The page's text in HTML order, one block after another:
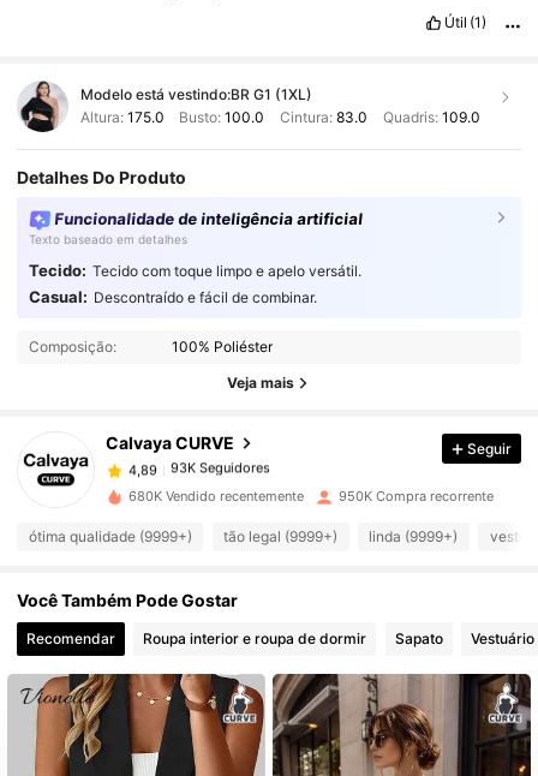
Útil (1)
Modelo está vestindo:BR G1 (1XL)
Altura: 175.0 Busto:100.0 Cintura: 83.0 Quadris: 109.0
Detalhes Do Produto
Funcionalidade de inteligência artificial
Texto baseado em detalhes
Tecido: Tecido com toque limpo e apelo versátil.
Casual: Descontraído e fácil de combinar.
Composição: 100% Poliéster
Veja mais
Calvaya CURVE
4,89 93K Seguidores
93K Seguidores
4,89
93K Seguidores
c***g
pago1 dia atrás
4,89 93K Seguidores
4,89 93K Seguidores
4,89 93K Seguidores
4,89 93K Seguidores
Seguir
680K Vendido recentemente 950K Compra recorrente
ótima qualidade (9999+) tão legal (9999+) linda (9999+) veste
Você Também Pode Gostar
Recomendar Roupa interior e roupa de dormir Sapato